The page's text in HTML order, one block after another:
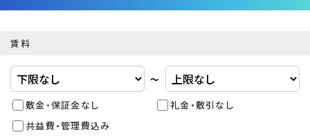
賃料
〜
敷金・保証金なし
礼金・敷引なし
共益費・管理費込み